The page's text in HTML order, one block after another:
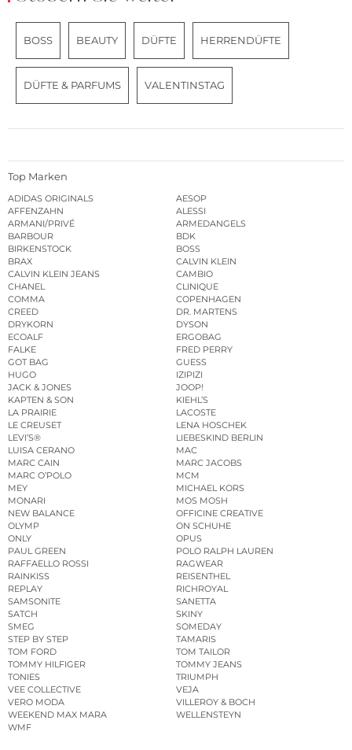
BOSS BEAUTY DÜFTE HERRENDÜFTE
DÜFTE & PARFUMS VALENTINSTAG
Top Marken
ADIDAS ORIGINALS
AESOP
AFFENZAHN
ALESSI
ARMANI/PRIVÉ
ARMEDANGELS
BARBOUR
BDK
BIRKENSTOCK
BOSS
BRAX
CALVIN KLEIN
CALVIN KLEIN JEANS
CAMBIO
CHANEL
CLINIQUE
COMMA
COPENHAGEN
CREED
DR. MARTENS
DRYKORN
DYSON
ECOALF
ERGOBAG
FALKE
FRED PERRY
GOT BAG
GUESS
HUGO
IZIPIZI
JACK & JONES
JOOP!
KAPTEN & SON
KIEHL’S
LA PRAIRIE
LACOSTE
LE CREUSET
LENA HOSCHEK
LEVI’S®
LIEBESKIND BERLIN
LUISA CERANO
MAC
MARC CAIN
MARC JACOBS
MARC O’POLO
MCM
MEY
MICHAEL KORS
MONARI
MOS MOSH
NEW BALANCE
OFFICINE CREATIVE
OLYMP
ON SCHUHE
ONLY
OPUS
PAUL GREEN
POLO RALPH LAUREN
RAFFAELLO ROSSI
RAGWEAR
RAINKISS
REISENTHEL
REPLAY
RICHROYAL
SAMSONITE
SANETTA
SATCH
SKINY
SMEG
SOMEDAY
STEP BY STEP
TAMARIS
TOM FORD
TOM TAILOR
TOMMY HILFIGER
TOMMY JEANS
TONIES
TRIUMPH
VEE COLLECTIVE
VEJA
VERO MODA
VILLEROY & BOCH
WEEKEND MAX MARA
WELLENSTEYN
WMF